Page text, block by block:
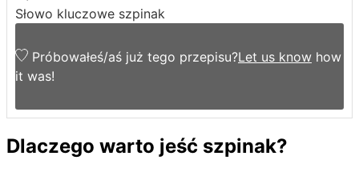
Słowo kluczowe szpinak
Próbowałeś/aś już tego przepisu?Let us know how
it was!
Dlaczego warto jeść szpinak?